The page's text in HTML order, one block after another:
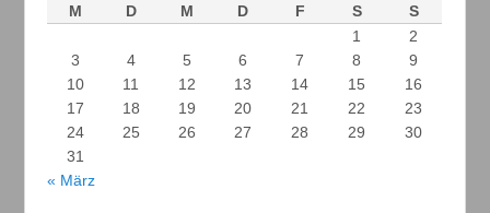
M D M D F S
S
1
2
3
4 5 6 7 8
9
10
11 12 13 14 15
16
17
18 19 20 21 22
23
24
25 26 27 28 29
30
31
« März